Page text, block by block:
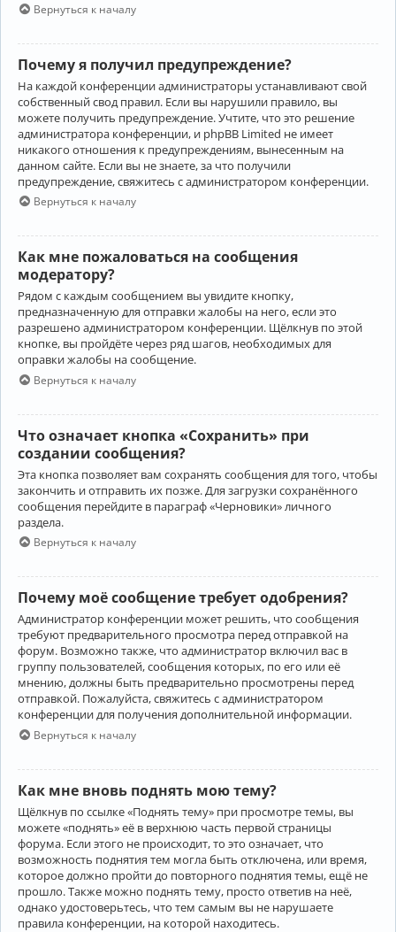
Вернуться к началу
Почему я получил предупреждение?
На каждой конференции администраторы устанавливают свой
собственный свод правил. Если вы нарушили правило, вы
можете получить предупреждение. Учтите, что это решение
администратора конференции, и phpBB Limited не имеет
никакого отношения к предупреждениям, вынесенным на
данном сайте. Если вы не знаете, за что получили
предупреждение, свяжитесь с администратором конференции.
Вернуться к началу
Как мне пожаловаться на сообщения
модератору?
Рядом с каждым сообщением вы увидите кнопку,
предназначенную для отправки жалобы на него, если это
разрешено администратором конференции. Щёлкнув по этой
кнопке, вы пройдёте через ряд шагов, необходимых для
оправки жалобы на сообщение.
Вернуться к началу
Что означает кнопка «Сохранить» при
создании сообщения?
Эта кнопка позволяет вам сохранять сообщения для того, чтобы
закончить и отправить их позже. Для загрузки сохранённого
сообщения перейдите в параграф «Черновики» личного
раздела.
Вернуться к началу
Почему моё сообщение требует одобрения?
Администратор конференции может решить, что сообщения
требуют предварительного просмотра перед отправкой на
форум. Возможно также, что администратор включил вас в
группу пользователей, сообщения которых, по его или её
мнению, должны быть предварительно просмотрены перед
отправкой. Пожалуйста, свяжитесь с администратором
конференции для получения дополнительной информации.
Вернуться к началу
Как мне вновь поднять мою тему?
Щёлкнув по ссылке «Поднять тему» при просмотре темы, вы
можете «поднять» её в верхнюю часть первой страницы
форума. Если этого не происходит, то это означает, что
возможность поднятия тем могла быть отключена, или время,
которое должно пройти до повторного поднятия темы, ещё не
прошло. Также можно поднять тему, просто ответив на неё,
однако удостоверьтесь, что тем самым вы не нарушаете
правила конференции, на которой находитесь.